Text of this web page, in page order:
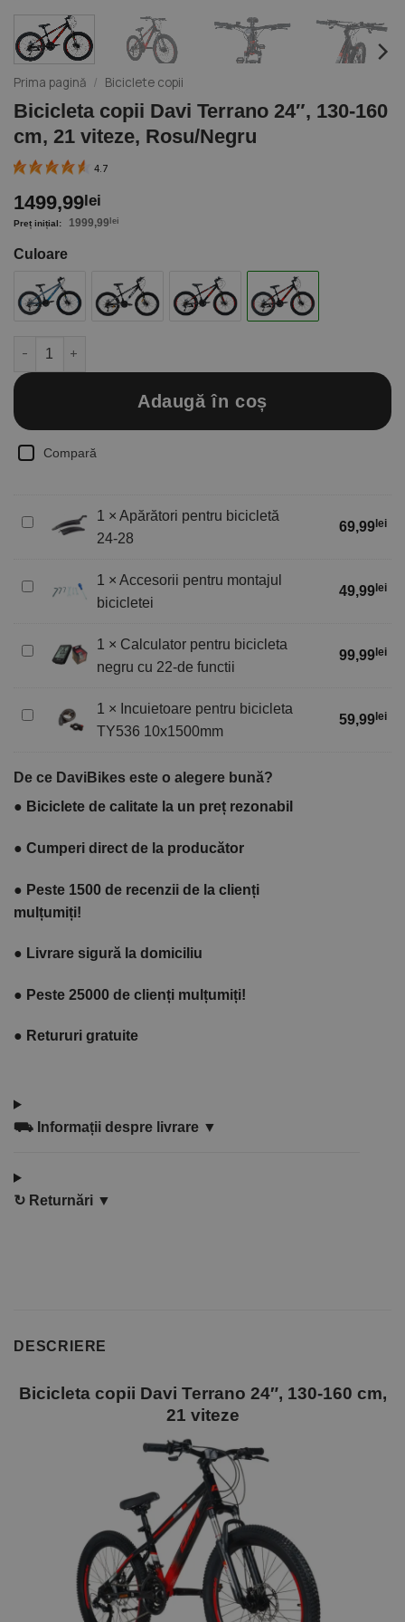
Prima pagină / Biciclete copii
Bicicleta copii Davi Terrano 24″, 130-160
cm, 21 viteze, Rosu/Negru
4.7
1499,99lei
1999,99 lei
Culoare
Cantitate Bicicleta copii Davi Terrano 24", 130-160 cm, 21
Adaugă în coș
Compară
Apărători
24-
1 × Apărători pentru bicicletă
24-28
69,99 lei
Accesorii
bicicletei
1 × Accesorii pentru montajul
bicicletei
49,99 lei
Calculator
pentru
negru
de
1 × Calculator pentru bicicleta
negru cu 22-de functii
99,99 lei
Incuietoare
TY536
1 × Incuietoare pentru bicicleta
TY536 10x1500mm
59,99 lei
De ce DaviBikes este o alegere bună?
● Biciclete de calitate la un preț rezonabil
● Cumperi direct de la producător
● Peste 1500 de recenzii de la clienți
mulțumiți!
● Livrare sigură la domiciliu
● Peste 25000 de clienți mulțumiți!
● Retururi gratuite
⛟ Informații despre livrare ▼
↻ Returnări ▼
DESCRIERE
Bicicleta copii Davi Terrano 24″, 130-160 cm,
21 viteze